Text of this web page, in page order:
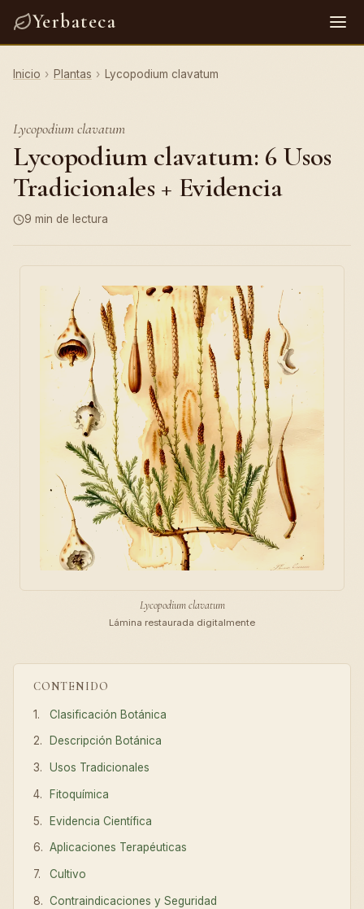
Yerbateca
Inicio › Plantas › Lycopodium clavatum
Lycopodium clavatum
Lycopodium clavatum: 6 Usos
Tradicionales + Evidencia
9 min de lectura
CONTENIDO
Clasificación Botánica
Descripción Botánica
Usos Tradicionales
Fitoquímica
Evidencia Científica
Aplicaciones Terapéuticas
Cultivo
Contraindicaciones y Seguridad
Lycopodium clavatum
Lámina restaurada digitalmente